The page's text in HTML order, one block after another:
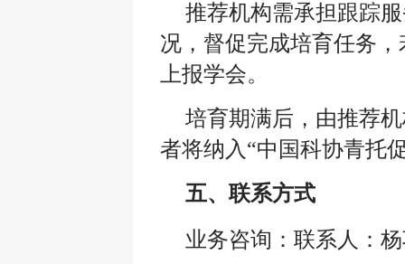
推荐机构需承担跟踪
况，督促完成培育任务
上报学会。
培育期满后，由推荐
者将纳入“中国科协青托
五、联系方式
业务咨询：联系人：杨